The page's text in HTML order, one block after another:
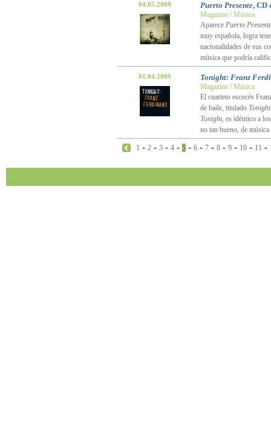
04.05.2009 Puerto Presente, CD
Magazine / Música
Aparece Puerto Presente
muy española, logra
nacionalidades de sus
música que podría
01.04.2009 Tonight: Franz
Magazine / Música
El cuarteto escocés
de baile, titulado
Tonight, es idéntico a
no tan bueno, de
1 - 2 - 3 - 4 - 5 - 6 - 7 - 8 - 9 - 10 - 11 -